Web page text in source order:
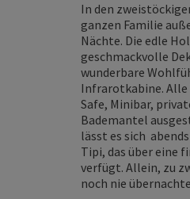
In den
ganzen Familie
Nächte. Die edle
geschmackvolle
wunderbare
Infrarotkabine. Alle
Safe, Minibar,
Bademantel
lässt es sich
Tipi, das über eine
verfügt. Allein, zu
noch nie